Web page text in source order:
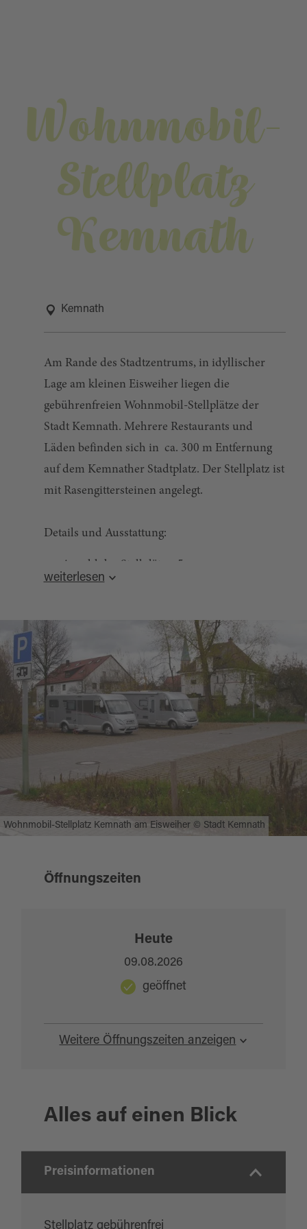
Wohnmobil-
Stellplatz
Kemnath
Kemnath
Am Rande des Stadtzentrums, in idyllischer
Lage am kleinen Eisweiher liegen die
gebührenfreien Wohnmobil-Stellplätze der
Stadt Kemnath. Mehrere Restaurants und
Läden befinden sich in ca. 300 m Entfernung
auf dem Kemnather Stadtplatz. Der Stellplatz ist
mit Rasengittersteinen angelegt.
Details und Ausstattung:
Anzahl der Stellplätze: 5
Stromanschluss (gegen Gebühr)
Entleerungsstation für Abwasser und
Chemie-WC
Abwasser-Entsorgung (überfahrbar)
Frischwasser (mit Münzautomat)
Quelle: destination.one , zuletzt geändert am 21.10.2025
weiterlesen
Wohnmobil-Stellplatz Kemnath am Eisweiher © Stadt Kemnath
Öffnungszeiten
Weitere Öffnungszeiten anzeigen
Heute
09.08.2026
geöffnet
Alles auf einen Blick
Preisinformationen
Stellplatz gebührenfrei